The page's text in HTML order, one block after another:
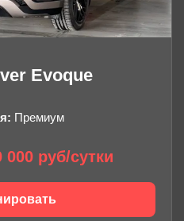
Evoque
Премиум
руб/сутки